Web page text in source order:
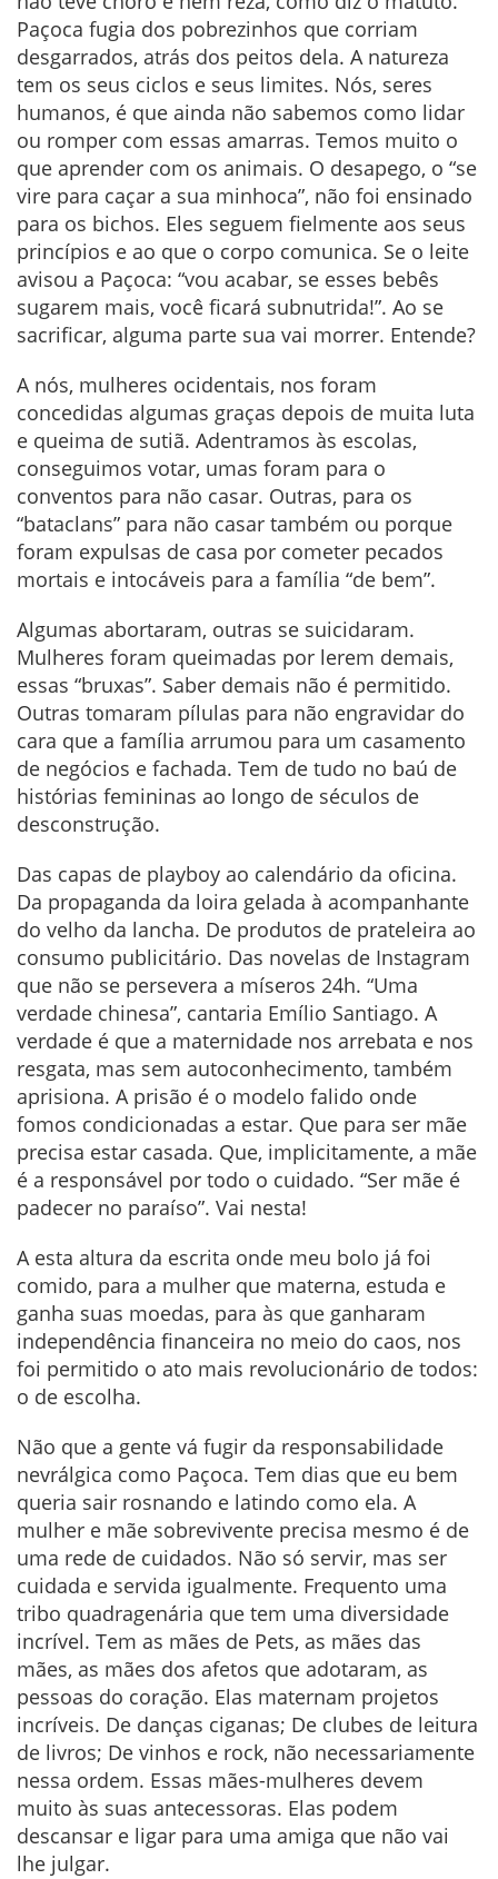
Paçoca fugia dos pobrezinhos que corriam
desgarrados, atrás dos peitos dela. A natureza
tem os seus ciclos e seus limites. Nós, seres
humanos, é que ainda não sabemos como lidar
ou romper com essas amarras. Temos muito o
que aprender com os animais. O desapego, o “se
vire para caçar a sua minhoca”, não foi ensinado
para os bichos. Eles seguem fielmente aos seus
princípios e ao que o corpo comunica. Se o leite
avisou a Paçoca: “vou acabar, se esses bebês
sugarem mais, você ficará subnutrida!”. Ao se
sacrificar, alguma parte sua vai morrer. Entende?
A nós, mulheres ocidentais, nos foram
concedidas algumas graças depois de muita luta
e queima de sutiã. Adentramos às escolas,
conseguimos votar, umas foram para o
conventos para não casar. Outras, para os
“bataclans” para não casar também ou porque
foram expulsas de casa por cometer pecados
mortais e intocáveis para a família “de bem”.
Algumas abortaram, outras se suicidaram.
Mulheres foram queimadas por lerem demais,
essas “bruxas”. Saber demais não é permitido.
Outras tomaram pílulas para não engravidar do
cara que a família arrumou para um casamento
de negócios e fachada. Tem de tudo no baú de
histórias femininas ao longo de séculos de
desconstrução.
Das capas de playboy ao calendário da oficina.
Da propaganda da loira gelada à acompanhante
do velho da lancha. De produtos de prateleira ao
consumo publicitário. Das novelas de Instagram
que não se persevera a míseros 24h. “Uma
verdade chinesa”, cantaria Emílio Santiago. A
verdade é que a maternidade nos arrebata e nos
resgata, mas sem autoconhecimento, também
aprisiona. A prisão é o modelo falido onde
fomos condicionadas a estar. Que para ser mãe
precisa estar casada. Que, implicitamente, a mãe
é a responsável por todo o cuidado. “Ser mãe é
padecer no paraíso”. Vai nesta!
A esta altura da escrita onde meu bolo já foi
comido, para a mulher que materna, estuda e
ganha suas moedas, para às que ganharam
independência financeira no meio do caos, nos
foi permitido o ato mais revolucionário de todos:
o de escolha.
Não que a gente vá fugir da responsabilidade
nevrálgica como Paçoca. Tem dias que eu bem
queria sair rosnando e latindo como ela. A
mulher e mãe sobrevivente precisa mesmo é de
uma rede de cuidados. Não só servir, mas ser
cuidada e servida igualmente. Frequento uma
tribo quadragenária que tem uma diversidade
incrível. Tem as mães de Pets, as mães das
mães, as mães dos afetos que adotaram, as
pessoas do coração. Elas maternam projetos
incríveis. De danças ciganas; De clubes de leitura
de livros; De vinhos e rock, não necessariamente
nessa ordem. Essas mães-mulheres devem
muito às suas antecessoras. Elas podem
descansar e ligar para uma amiga que não vai
lhe julgar.